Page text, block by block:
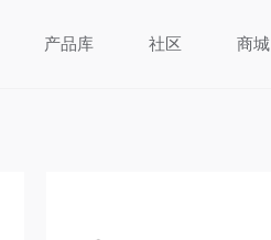
产品库 社区 商城